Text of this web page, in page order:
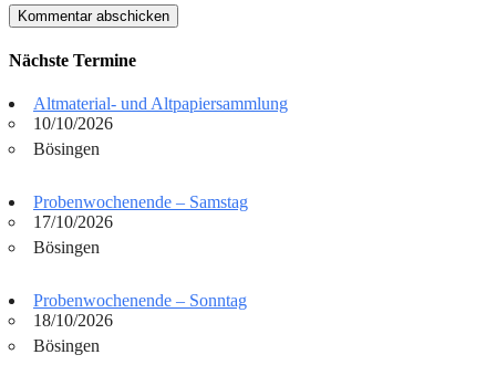
Nächste Termine
Altmaterial- und Altpapiersammlung
10/10/2026
Bösingen
Probenwochenende – Samstag
17/10/2026
Bösingen
Probenwochenende – Sonntag
18/10/2026
Bösingen